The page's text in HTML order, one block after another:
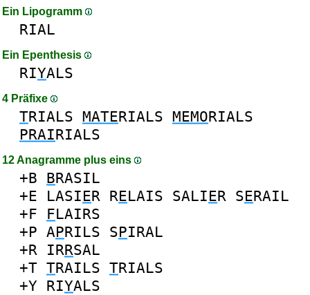
Ein Lipogramm
RIAL
Ein Epenthesis
RIYALS
4 Präfixe
TRIALS MATERIALS MEMORIALS
PRAIRIALS
12 Anagramme plus eins
+B BRASIL
+E LASIER RELAIS SALIER SERAIL
+F FLAIRS
+P APRILS SPIRAL
+R IRRSAL
+T TRAILS TRIALS
+Y RIYALS